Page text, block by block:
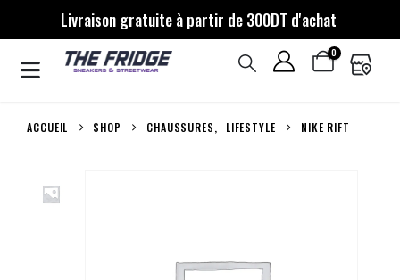
Livraison gratuite à partir de 300DT d'achat
0
ACCUEIL SHOP CHAUSSURES, LIFESTYLE NIKE RIFT